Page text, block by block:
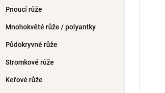
Pnoucí růže
Mnohokvěté růže / polyantky
Půdokryvné růže
Stromkové růže
Keřové růže